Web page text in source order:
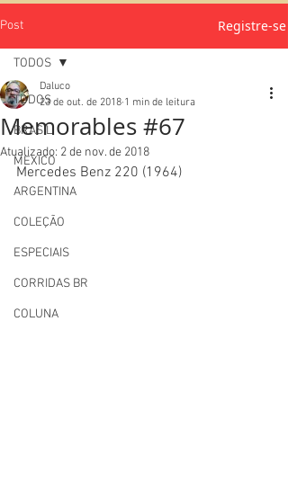
Post Registre-se
TODOS
BRASIL
MEXICO
ARGENTINA
COLEÇÃO
ESPECIAIS
CORRIDAS BR
COLUNA
TODOS
Memorables #67
Daluco
23 de out. de 2018 1 min de leitura
Atualizado: 2 de nov. de 2018
Mercedes Benz 220 (1964)